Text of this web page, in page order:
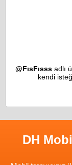
@FısFısssadlı
kendi
DH